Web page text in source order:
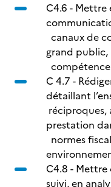
C4.6 - Mettre
canaux de
grand public,
C 4.7 -
détaillant
réciproques,
prestation
normes
C4.8 -
suivi, en